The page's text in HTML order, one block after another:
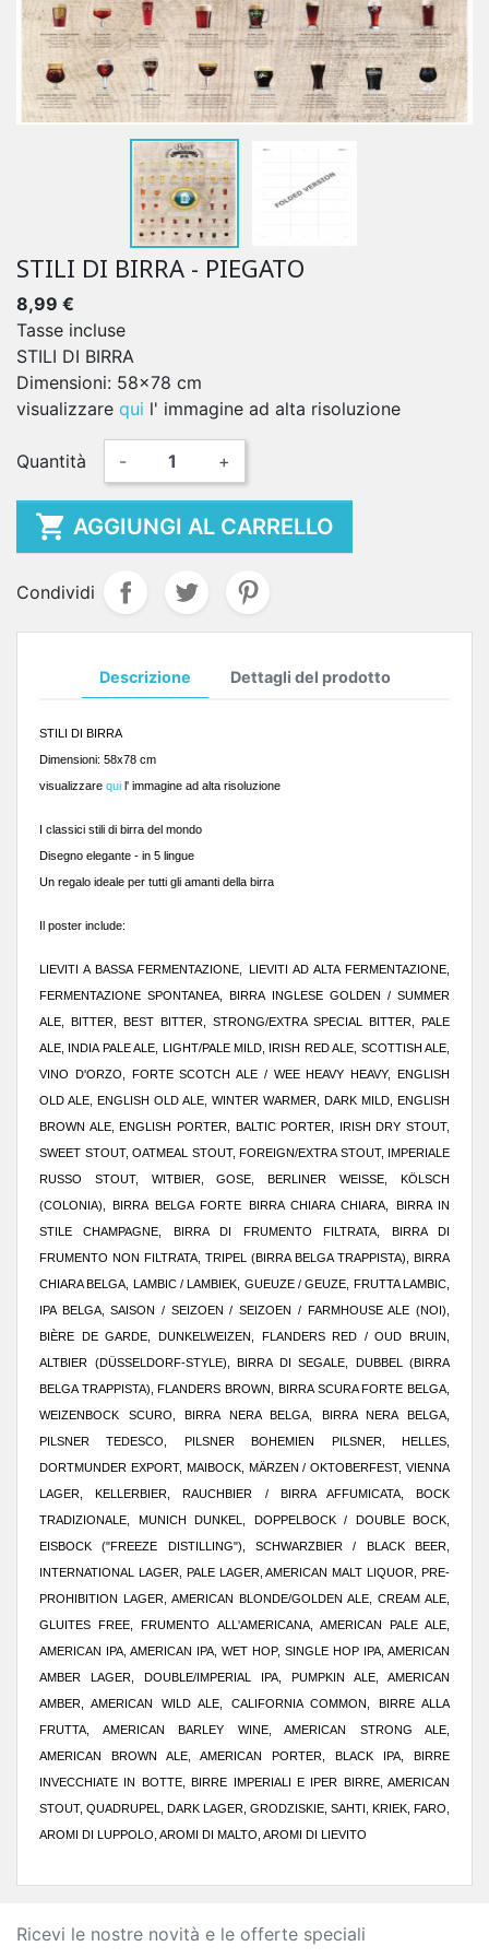
STILI DI BIRRA - PIEGATO
8,99 €
Tasse incluse
STILI DI BIRRA
Dimensioni: 58x78 cm
visualizzare qui l' immagine ad alta risoluzione
Quantità - +
 AGGIUNGI AL CARRELLO
Condividi
Descrizione Dettagli del prodotto
STILI DI BIRRA
Dimensioni: 58x78 cm
visualizzare qui l' immagine ad alta risoluzione
I classici stili di birra del mondo
Disegno elegante - in 5 lingue
Un regalo ideale per tutti gli amanti della birra
Il poster include:
LIEVITI A BASSA FERMENTAZIONE, LIEVITI AD ALTA FERMENTAZIONE,
FERMENTAZIONE SPONTANEA, BIRRA INGLESE GOLDEN / SUMMER
ALE, BITTER, BEST BITTER, STRONG/EXTRA SPECIAL BITTER, PALE
ALE, INDIA PALE ALE, LIGHT/PALE MILD, IRISH RED ALE, SCOTTISH ALE,
VINO D'ORZO, FORTE SCOTCH ALE / WEE HEAVY HEAVY, ENGLISH
OLD ALE, ENGLISH OLD ALE, WINTER WARMER, DARK MILD, ENGLISH
BROWN ALE, ENGLISH PORTER, BALTIC PORTER, IRISH DRY STOUT,
SWEET STOUT, OATMEAL STOUT, FOREIGN/EXTRA STOUT, IMPERIALE
RUSSO STOUT, WITBIER, GOSE, BERLINER WEISSE, KÖLSCH
(COLONIA), BIRRA BELGA FORTE BIRRA CHIARA CHIARA, BIRRA IN
STILE CHAMPAGNE, BIRRA DI FRUMENTO FILTRATA, BIRRA DI
FRUMENTO NON FILTRATA, TRIPEL (BIRRA BELGA TRAPPISTA), BIRRA
CHIARA BELGA, LAMBIC / LAMBIEK, GUEUZE / GEUZE, FRUTTA LAMBIC,
IPA BELGA, SAISON / SEIZOEN / SEIZOEN / FARMHOUSE ALE (NOI),
BIÈRE DE GARDE, DUNKELWEIZEN, FLANDERS RED / OUD BRUIN,
ALTBIER (DÜSSELDORF-STYLE), BIRRA DI SEGALE, DUBBEL (BIRRA
BELGA TRAPPISTA), FLANDERS BROWN, BIRRA SCURA FORTE BELGA,
WEIZENBOCK SCURO, BIRRA NERA BELGA, BIRRA NERA BELGA,
PILSNER TEDESCO, PILSNER BOHEMIEN PILSNER, HELLES,
DORTMUNDER EXPORT, MAIBOCK, MÄRZEN / OKTOBERFEST, VIENNA
LAGER, KELLERBIER, RAUCHBIER / BIRRA AFFUMICATA, BOCK
TRADIZIONALE, MUNICH DUNKEL, DOPPELBOCK / DOUBLE BOCK,
EISBOCK ("FREEZE DISTILLING"), SCHWARZBIER / BLACK BEER,
INTERNATIONAL LAGER, PALE LAGER, AMERICAN MALT LIQUOR, PRE-
PROHIBITION LAGER, AMERICAN BLONDE/GOLDEN ALE, CREAM ALE,
GLUITES FREE, FRUMENTO ALL'AMERICANA, AMERICAN PALE ALE,
AMERICAN IPA, AMERICAN IPA, WET HOP, SINGLE HOP IPA, AMERICAN
AMBER LAGER, DOUBLE/IMPERIAL IPA, PUMPKIN ALE, AMERICAN
AMBER, AMERICAN WILD ALE, CALIFORNIA COMMON, BIRRE ALLA
FRUTTA, AMERICAN BARLEY WINE, AMERICAN STRONG ALE,
AMERICAN BROWN ALE, AMERICAN PORTER, BLACK IPA, BIRRE
INVECCHIATE IN BOTTE, BIRRE IMPERIALI E IPER BIRRE, AMERICAN
STOUT, QUADRUPEL, DARK LAGER, GRODZISKIE, SAHTI, KRIEK, FARO,
AROMI DI LUPPOLO, AROMI DI MALTO, AROMI DI LIEVITO
Ricevi le nostre novità e le offerte speciali